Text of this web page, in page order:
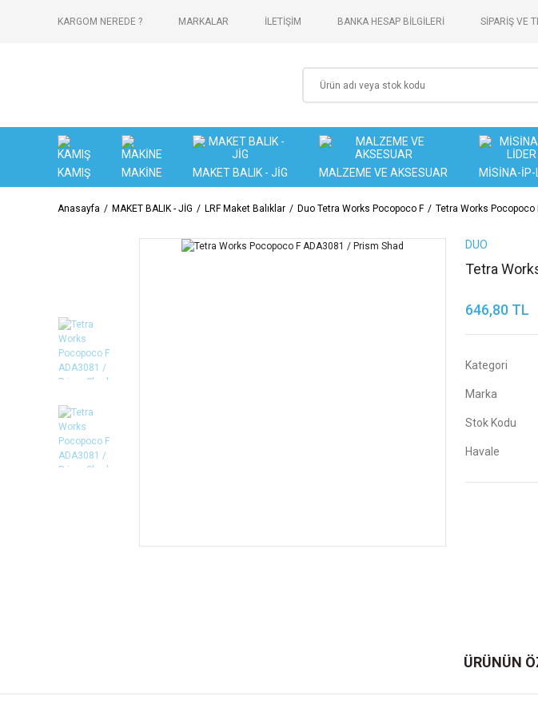
KARGOM NEREDE ? MARKALAR İLETİŞİM BANKA HESAP BİLGİLERİ SİPARİŞ VE
KAMIŞ MAKİNE MAKET BALIK - JİG MALZEME VE AKSESUAR MİSİNA-İP-
Anasayfa MAKET BALIK - JİG LRF Maket Balıklar Duo Tetra Works Pocopoco F Tetra Works Pocopoco
DUO
Tetra
646,80 TL
Kategori
Marka
Stok Kodu
Havale
ÜRÜNÜN